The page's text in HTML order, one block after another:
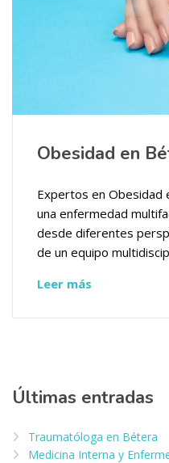
Obesidad en
Expertos en Obesidad
una enfermedad
desde diferentes
de un equipo
Leer más
Últimas entradas
Traumatóloga en Bétera
Medicina Interna y